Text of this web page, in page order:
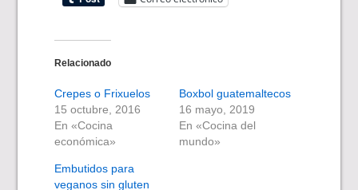
Relacionado
Crepes o Frixuelos
15 octubre, 2016
En «Cocina
económica»
Boxbol guatemaltecos
16 mayo, 2019
En «Cocina del
mundo»
Embutidos para
veganos sin gluten